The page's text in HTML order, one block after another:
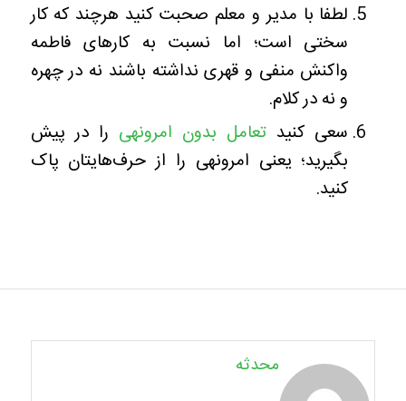
لطفا با مدیر و معلم صحبت کنید هرچند که کار
سختی است؛ اما نسبت به کارهای فاطمه
واکنش منفی و قهری نداشته باشند نه در چهره
و نه در کلام.
سعی کنید تعامل بدون امرونهی را در پیش
بگیرید؛ یعنی امرونهی را از حرف‌هایتان پاک
کنید.
محدثه